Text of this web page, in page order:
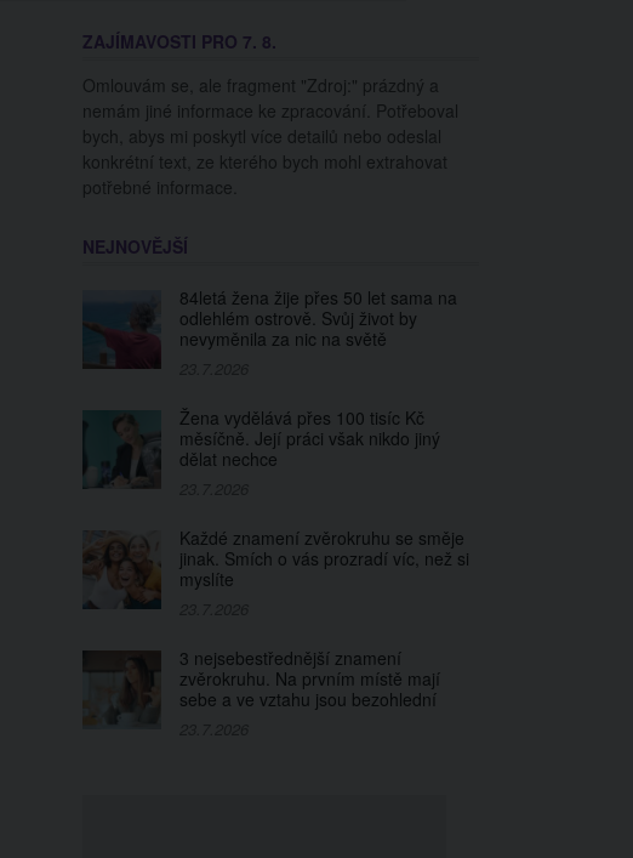
ZAJÍMAVOSTI PRO 7. 8.
Omlouvám se, ale fragment "Zdroj:" prázdný a
nemám jiné informace ke zpracování. Potřeboval
bych, abys mi poskytl více detailů nebo odeslal
konkrétní text, ze kterého bych mohl extrahovat
potřebné informace.
NEJNOVĚJŠÍ
84letá žena žije přes 50 let sama na
odlehlém ostrově. Svůj život by
nevyměnila za nic na světě
Žena vydělává přes 100 tisíc Kč
měsíčně. Její práci však nikdo jiný
dělat nechce
Každé znamení zvěrokruhu se směje
jinak. Smích o vás prozradí víc, než si
myslíte
3 nejsebestřednější znamení
zvěrokruhu. Na prvním místě mají
sebe a ve vztahu jsou bezohlední